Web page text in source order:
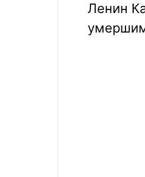
Ленин